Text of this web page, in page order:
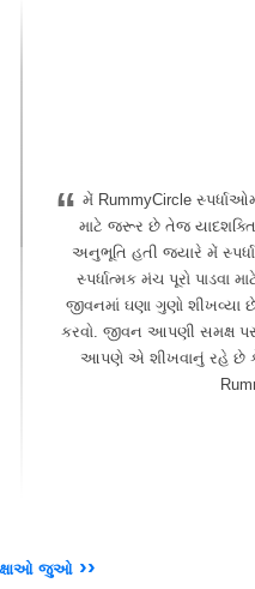
“ મેં RummyCircle
માટે જરૂર છે તેજ
અનુભૂતિ હતી જ્યારે મેં
સ્પર્ધાત્મક મંચ પૂરો પાડવા
જીવનમાં ઘણા ગુણો શીખવ્યા
કરવો. જીવન આપણી સમક્ષ
આપણે એ શીખવાનું રહે છે કે
જુઓ ››